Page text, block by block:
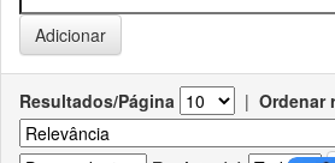
Resultados/Página | Ordenar